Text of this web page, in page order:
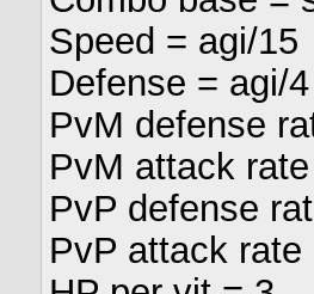
Speed = agi/15
Defense = agi/4
PvM defense
PvM attack
PvP defense
PvP attack